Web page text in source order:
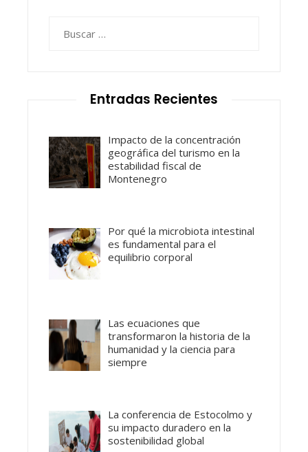
Entradas Recientes
Impacto de la concentración
geográfica del turismo en la
estabilidad fiscal de
Montenegro
Por qué la microbiota intestinal
es fundamental para el
equilibrio corporal
Las ecuaciones que
transformaron la historia de la
humanidad y la ciencia para
siempre
La conferencia de Estocolmo y
su impacto duradero en la
sostenibilidad global